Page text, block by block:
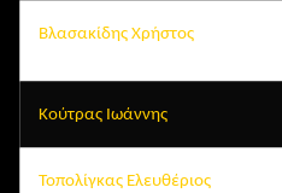
Βλασακίδης Χρήστος
Κούτρας Ιωάννης
Τοπολίγκας Ελευθέριος